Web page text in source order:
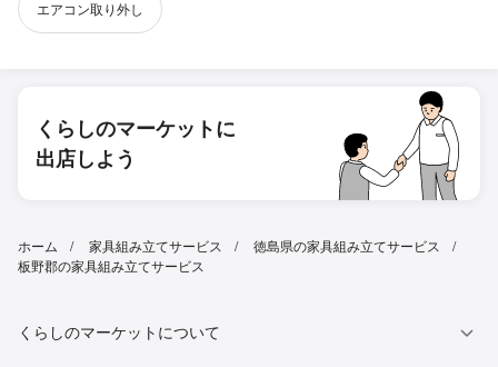
エアコン取り外し
くらしのマーケットに
出店しよう
ホーム 家具組み立てサービス
徳島県の家具組み立てサービス
板野郡の家具組み立てサービス
くらしのマーケットについて